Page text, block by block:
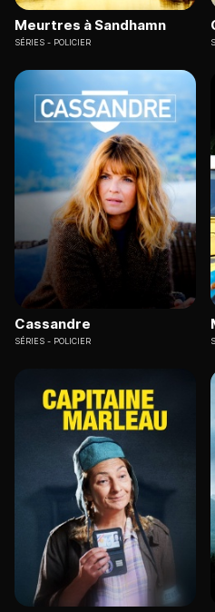
Meurtres à Sandhamn
SÉRIES POLICIER
Cassandre
SÉRIES POLICIER